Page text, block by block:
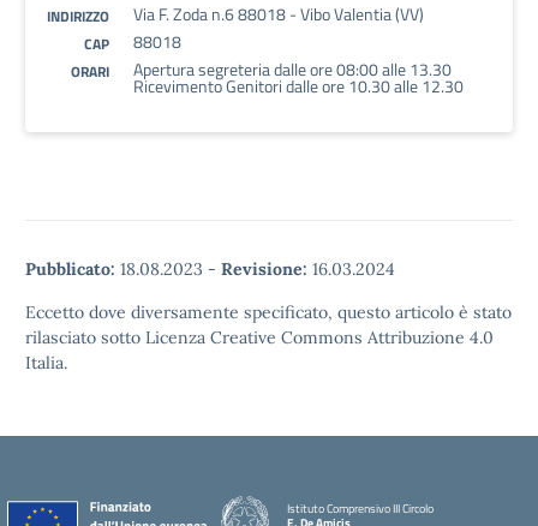
INDIRIZZO Via F. Zoda n.6 88018 - Vibo Valentia (VV)
CAP 88018
ORARI Apertura segreteria dalle ore 08:00 alle 13.30
Ricevimento Genitori dalle ore 10.30 alle 12.30
Pubblicato: 18.08.2023 - Revisione: 16.03.2024
Eccetto dove diversamente specificato, questo articolo è stato
rilasciato sotto Licenza Creative Commons Attribuzione 4.0
Italia.
Istituto Comprensivo III Circolo
E. De Amicis